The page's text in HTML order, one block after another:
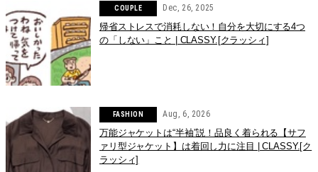
COUPLE Dec, 26, 2025
帰省ストレスで消耗しない！自分を大切にする4つ
の「しない」こと | CLASSY.[クラッシィ]
FASHION Aug, 6, 2026
万能ジャケットは“半袖”説！品良く着られる【サフ
ァリ型ジャケット】は着回し力に注目 | CLASSY.[ク
ラッシィ]